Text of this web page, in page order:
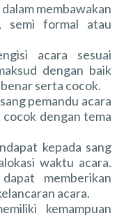
membawakan
semi formal atau
acara sesuai
dengan baik
serta cocok.
pemandu acara
dengan tema
kepada sang
waktu acara.
memberikan
acara.
kemampuan